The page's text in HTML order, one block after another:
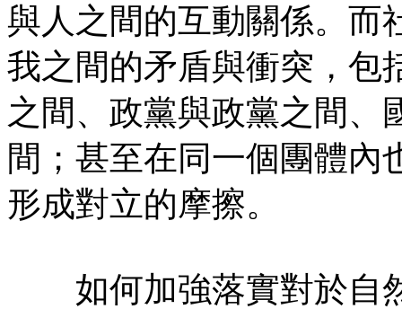
與人之間的互動關係。而
我之間的矛盾與衝突，包
之間、政黨與政黨之間、
間；甚至在同一個團體內
形成對立的摩擦。
如何加強落實對於自